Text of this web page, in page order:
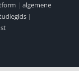
| algemene
|